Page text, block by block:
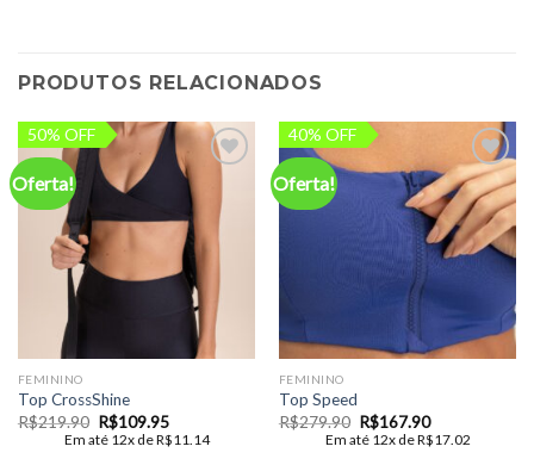
PRODUTOS RELACIONADOS
Oferta!
50% OFF
Add to
wishlist
FEMININO
Top CrossShine
R$219.90 O
preço
R$109.95O
preço
atual
Em até 12x deR$11.14
Oferta!
40% OFF
Add to
wishlist
FEMININO
Top Speed
R$279.90 O
preço
R$167.90O
preço
atual
Em até 12x deR$17.02